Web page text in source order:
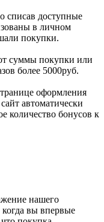
списав доступные
в личном
покупки.
суммы покупки или
более 5000руб.
оформления
автоматически
количество бонусов к
нашего
вы впервые